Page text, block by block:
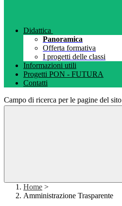
Didattica
Panoramica
Offerta formativa
I progetti delle classi
Informazioni utili
Progetti PON - FUTURA
Contatti
Campo di ricerca per le pagine del sito
Home >
Amministrazione Trasparente